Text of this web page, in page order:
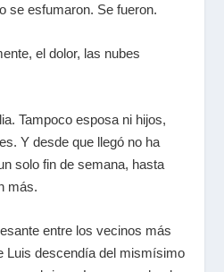
se esfumaron. Se fueron.
el dolor, las nubes
Tampoco esposa ni hijos,
Y desde que llegó no ha
solo fin de semana, hasta
más.
entre los vecinos más
Luis descendía del mismísimo